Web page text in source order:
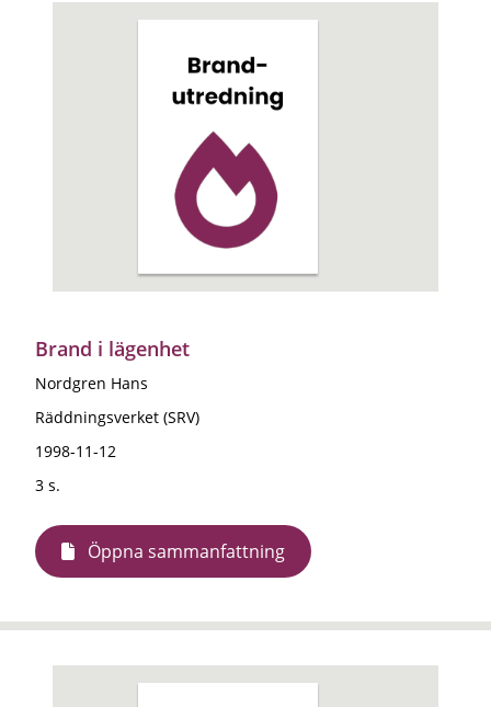
Brand i lägenhet
Nordgren Hans
Räddningsverket (SRV)
1998-11-12
3 s.
Öppna sammanfattning